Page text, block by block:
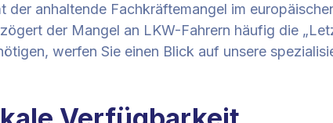
anhaltende Fachkräftemangel im
der Mangel an LKW-Fahrern häufig die
werfen Sie einen Blick auf unsere